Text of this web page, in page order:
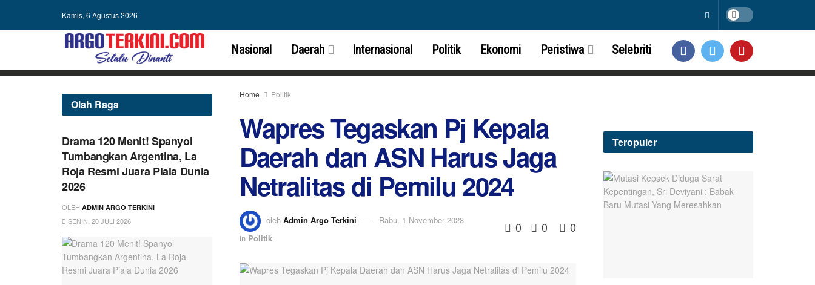
Kamis, 6 Agustus 2026
Nasional Daerah Internasional Politik Ekonomi Peristiwa Selebriti
Home Politik
Wapres Tegaskan Pj Kepala
Daerah dan ASN Harus Jaga
Netralitas di Pemilu 2024
oleh Admin Argo Terkini
Rabu, 1 November 2023
in Politik
0 0 0
Olah Raga
Drama 120 Menit! Spanyol
Tumbangkan Argentina, La
Roja Resmi Juara Piala Dunia
2026
OLEH ADMIN ARGO TERKINI
SENIN, 20 JULI 2026
Teropuler